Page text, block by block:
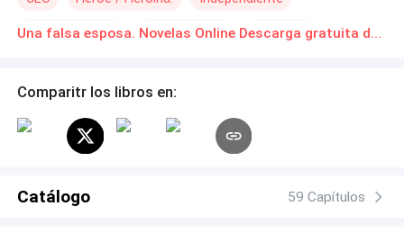
extranjero a vivir su vida despreocupada, dándome como
beneficio una enorme suma de dinero. Yo no estoy muy
acepte.
Amor Prohibido Verdad Oculta Sustituta Una falsa esposa. Novelas Online Descarga gratuita de PDF
Comparitr los libros en:
Catálogo 59 Capítulos